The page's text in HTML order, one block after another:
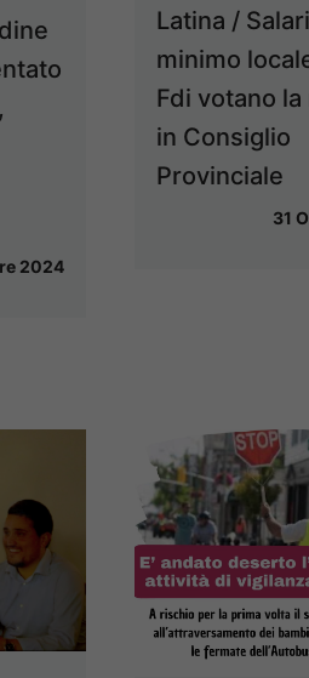
2024
Latina /
minimo
Fdi votano
in Consiglio
Provinciale
31